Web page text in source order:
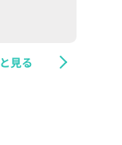
見る